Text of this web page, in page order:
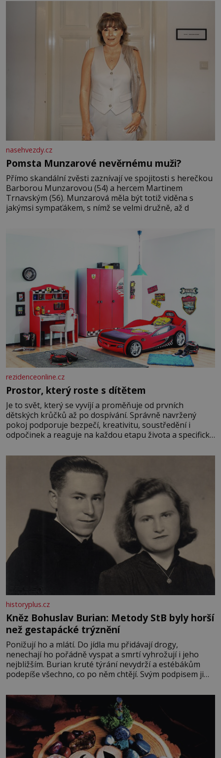
nasehvezdy.cz
Pomsta Munzarové nevěrnému muži?
Přímo skandální zvěsti zaznívají ve spojitosti s herečkou
Barborou Munzarovou (54) a hercem Martinem
Trnavským (56). Munzarová měla být totiž viděna s
jakýmsi sympaťákem, s nímž se velmi družně, až d
rezidenceonline.cz
Prostor, který roste s dítětem
Je to svět, který se vyvíjí a proměňuje od prvních
dětských krůčků až po dospívání. Správně navržený
pokoj podporuje bezpečí, kreativitu, soustředění i
odpočinek a reaguje na každou etapu života a specifické
měkkost a bezpečí, proto by pokoj miminka měl působit
především klidně a útulně. Předškolní věk je
historyplus.cz
Kněz Bohuslav Burian: Metody StB byly horší
než gestapácké trýznění
Ponižují ho a mlátí. Do jídla mu přidávají drogy,
nenechají ho pořádně vyspat a smrtí vyhrožují i jeho
nejbližším. Burian kruté týrání nevydrží a estébákům
podepíše všechno, co po něm chtějí. Svým podpisem jim
fyzický ani psychický nátlak. Syn brněnského řezníka
chce být knězem a